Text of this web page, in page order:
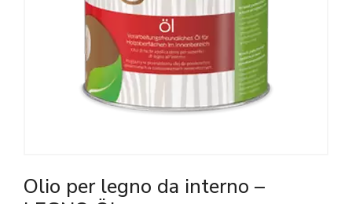
Olio per legno da interno –